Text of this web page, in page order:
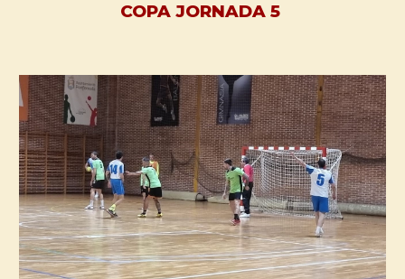
COPA JORNADA 5